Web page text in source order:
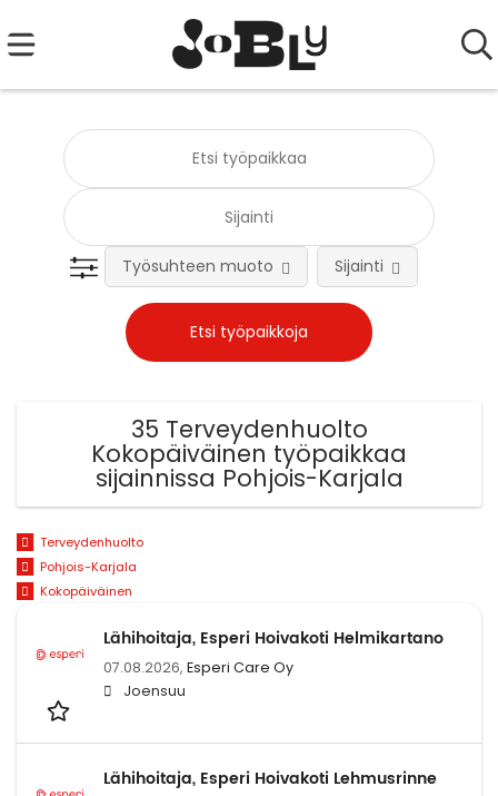
Työsuhteen muoto Sijainti
35 Terveydenhuolto
Kokopäiväinen työpaikkaa
sijainnissa Pohjois-Karjala
Terveydenhuolto
Pohjois-Karjala
Kokopäiväinen
Lähihoitaja, Esperi Hoivakoti Helmikartano
07.08.2026, Esperi Care Oy
Joensuu
Lähihoitaja, Esperi Hoivakoti Lehmusrinne